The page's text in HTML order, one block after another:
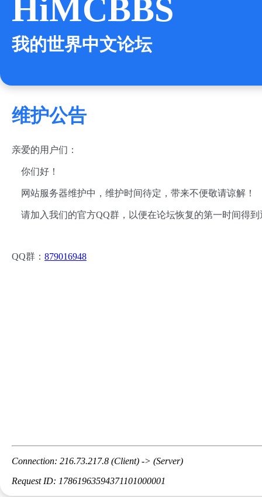
HiMCBBS
我的世界中文论坛
维护公告
亲爱的用户们：
你们好！
网站服务器维护中，维护时间待定，带来不便敬请谅解！
请加入我们的官方QQ群，以便在论坛恢复的第一时间得到
QQ群： 879016948
Connection: 216.73.217.8 (Client) -> (Server)
Request ID: 17861963594371101000001